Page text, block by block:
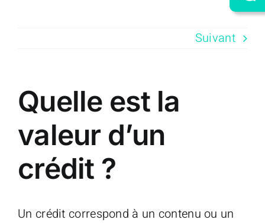
Suivant
Quelle est la
valeur d’un
crédit ?
Un crédit correspond à un contenu ou un